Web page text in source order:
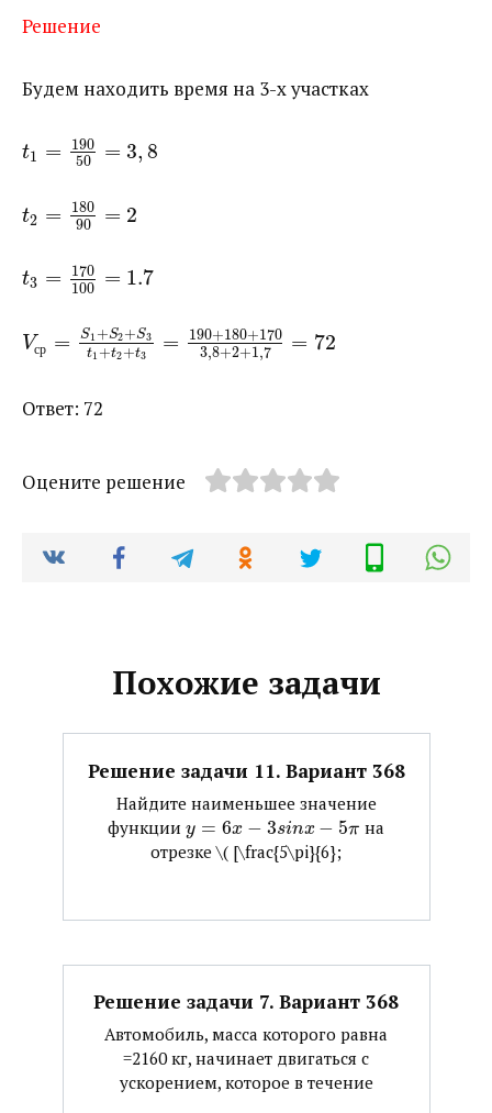
Решение
Будем находить время на 3-х участках
t1 =
190
50
= 3, 8
t2 =
180
90
= 2
t3 =
170
100 = 1.7
Vср = S1 +S2+S3
t1 +t2+t3
= 190+180+170
3,8+2+1,7 = 72
Ответ: 72
Оцените решение
Похожие задачи
Решение задачи 11. Вариант 368
Найдите наименьшее значение
функции ​ y = 6x − 3sinx − 5π ​ на
отрезке ​\( [\frac{5\pi}{6};
Решение задачи 7. Вариант 368
Автомобиль, масса которого равна
=2160 кг, начинает двигаться с
ускорением, которое в течение